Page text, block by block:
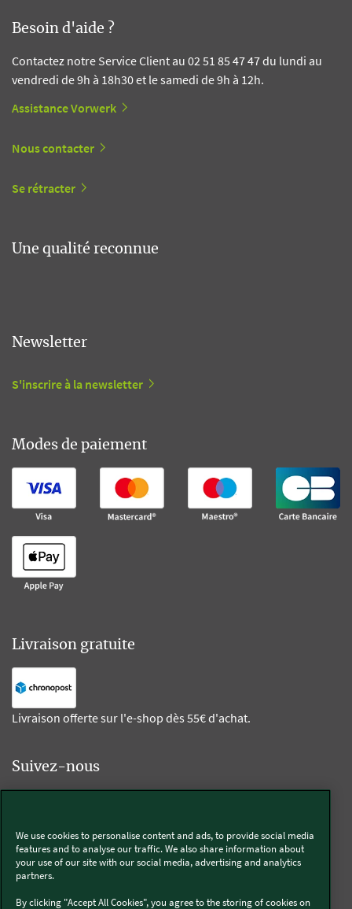
Besoin d'aide ?
Contactez notre Service Client au 02 51 85 47 47 du lundi au
vendredi de 9h à 18h30 et le samedi de 9h à 12h.
Assistance Vorwerk
Nous contacter
Se rétracter
Une qualité reconnue
Newsletter
S'inscrire à la newsletter
Modes de paiement
Livraison gratuite
Livraison offerte sur l'e-shop dès 55€ d'achat.
Suivez-nous
Thermomix®
We use cookies to personalise content and ads, to provide social media
features and to analyse our traffic. We also share information about
your use of our site with our social media, advertising and analytics
partners.
By clicking "Accept All Cookies", you agree to the storing of cookies on